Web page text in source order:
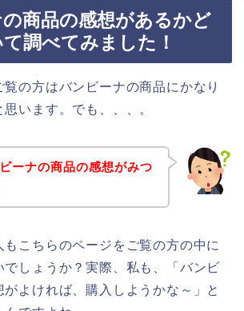
商品の感想があるかど
調べてみました！
覧の方はバンビーナの商品にかなり
います。でも、、、。
ーナの商品の感想がみつ
もこちらのページをご覧の方の中に
でしょうか？実際、私も、「バンビ
よければ、購入しようかな～」と